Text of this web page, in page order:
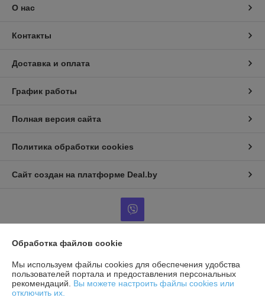
О нас
Контакты
Доставка и оплата
График работы
Полная версия сайта
Политика обработки cookies
Сайт создан на платформе Deal.by
Юридическое лицо:Общество с ограниченной ответственностью
«ДельтАГаз»
225003 Брестская обл., Брестский р-н, Тельминский с/с, д. 3
Обработка файлов cookie
Мы используем файлы cookies для обеспечения удобства
пользователей портала и предоставления персональных
рекомендаций. Вы можете настроить файлы cookies или
отключить их.